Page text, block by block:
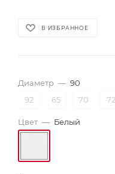
В ИЗБРАННОЕ
Диаметр — 90
92
65 70 72
Цвет — Белый